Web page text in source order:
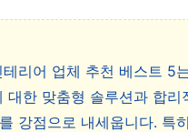
리어 업체 추천 베스트 5
대한 맞춤형 솔루션과 합리
강점으로 내세웁니다. 특